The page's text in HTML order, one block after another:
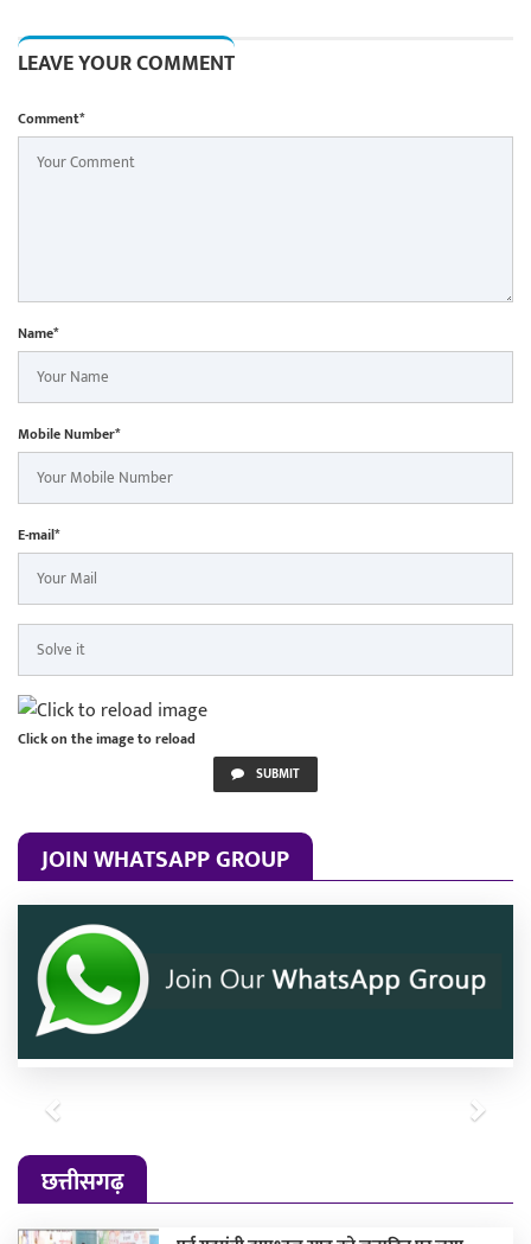
LEAVE YOUR COMMENT
Comment*
Name*
Mobile Number*
E-mail*
Click on the image to reload
SUBMIT
JOIN WHATSAPP GROUP
Previous
Next
छत्तीसगढ़